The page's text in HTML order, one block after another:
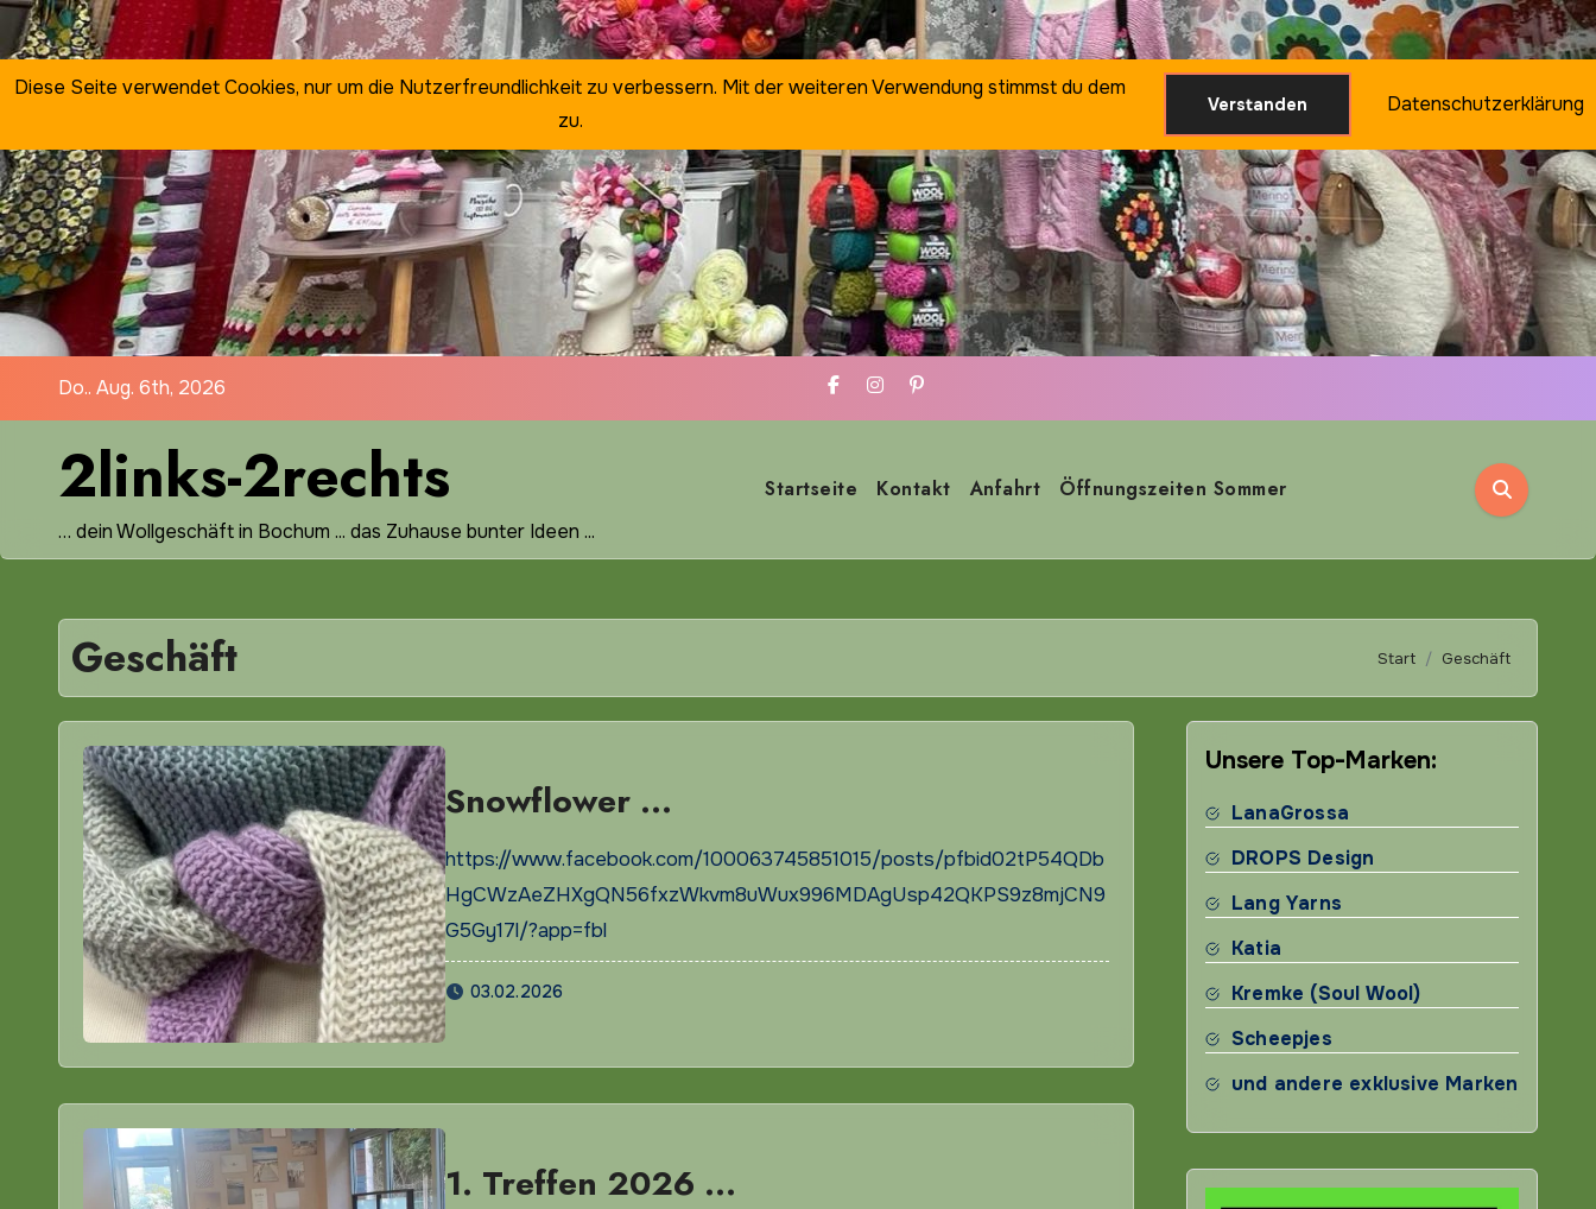
Zum
Inhalt
springen
Do.. Aug. 6th, 2026
2links-2rechts
… dein Wollgeschäft in Bochum ... das Zuhause bunter Ideen ...
Startseite Kontakt Anfahrt Öffnungszeiten Sommer
Geschäft Start Geschäft
Snowflower …
https://www.facebook.com/100063745851015/posts/pfbid02tP54QDb
HgCWzAeZHXgQN56fxzWkvm8uWux996MDAgUsp42QKPS9z8mjCN9
G5Gy17l/?app=fbl
03.02.2026
1. Treffen 2026 …
Unsere Top-Marken:
LanaGrossa
DROPS Design
Lang Yarns
Katia
Kremke (Soul Wool)
Scheepjes
und andere exklusive Marken
Diese Seite verwendet Cookies, nur um die Nutzerfreundlichkeit zu verbessern. Mit der weiteren Verwendung stimmst du dem
zu.
Verstanden Datenschutzerklärung